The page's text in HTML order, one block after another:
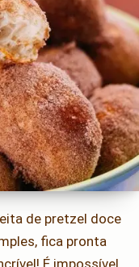
de pretzel doce
fica pronta